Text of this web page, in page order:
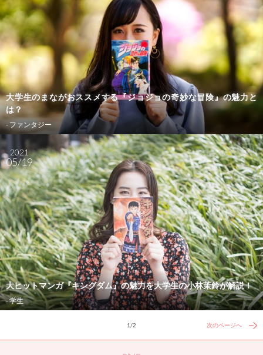
大学生のまながおススメする『ジョジョの奇妙な冒険』の魅力と
は？
- ファンタジー
2021
05/19
大ヒットマンガ『キングダム』の魅力を大学生の小林茉鈴が解説！
- 学生
1/2 次のページへ